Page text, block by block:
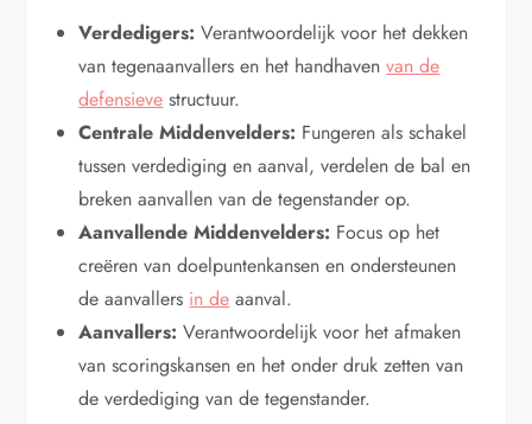
Verdedigers: Verantwoordelijk voor het dekken
van tegenaanvallers en het handhavenvan de
defensieve structuur.
Centrale Middenvelders: Fungeren als schakel
tussen verdediging en aanval, verdelen de bal en
breken aanvallen van de tegenstander op.
Aanvallende Middenvelders: Focus op het
creëren van doelpuntenkansen en ondersteunen
de aanvallers in de aanval.
Aanvallers: Verantwoordelijk voor het afmaken
van scoringskansen en het onder druk zetten van
de verdediging van de tegenstander.